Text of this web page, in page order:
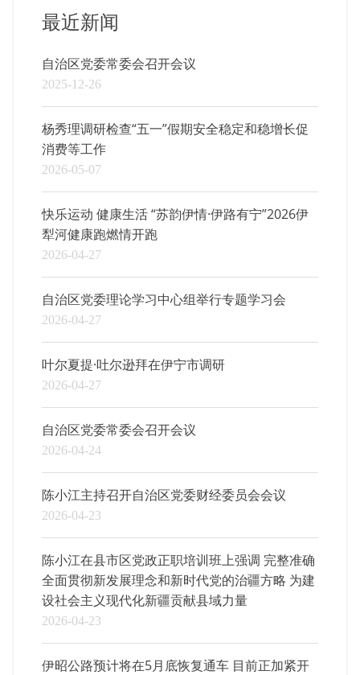
最近新闻
自治区党委常委会召开会议
2025-12-26
杨秀理调研检查“五一”假期安全稳定和稳增长促
消费等工作
2026-05-07
快乐运动 健康生活 “苏韵伊情·伊路有宁”2026伊
犁河健康跑燃情开跑
2026-04-27
自治区党委理论学习中心组举行专题学习会
2026-04-27
叶尔夏提·吐尔逊拜在伊宁市调研
2026-04-27
自治区党委常委会召开会议
2026-04-24
陈小江主持召开自治区党委财经委员会会议
2026-04-23
陈小江在县市区党政正职培训班上强调 完整准确
全面贯彻新发展理念和新时代党的治疆方略 为建
设社会主义现代化新疆贡献县域力量
2026-04-23
伊昭公路预计将在5月底恢复通车 目前正加紧开